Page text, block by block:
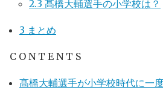
2.3 髙橋大輔選手の小学校は？
3 まとめ
C O N T E N T S
髙橋大輔選手が小学校時代に一